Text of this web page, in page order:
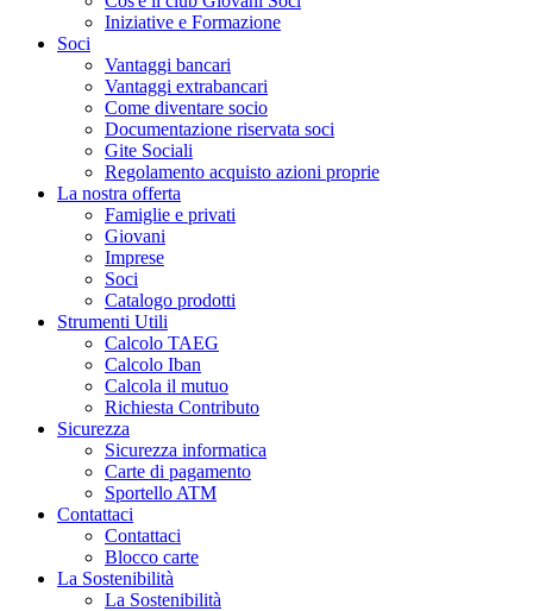
Iniziative e Formazione
Soci
Vantaggi bancari
Vantaggi extrabancari
Come diventare socio
Documentazione riservata soci
Gite Sociali
Regolamento acquisto azioni proprie
La nostra offerta
Famiglie e privati
Giovani
Imprese
Soci
Catalogo prodotti
Strumenti Utili
Calcolo TAEG
Calcolo Iban
Calcola il mutuo
Richiesta Contributo
Sicurezza
Sicurezza informatica
Carte di pagamento
Sportello ATM
Contattaci
Contattaci
Blocco carte
La Sostenibilità
La Sostenibilità